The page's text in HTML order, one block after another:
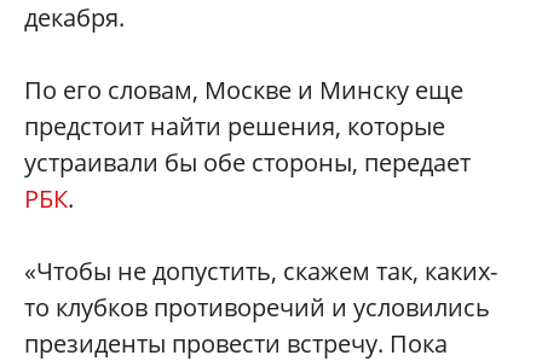
декабря.
По его словам, Москве и Минску еще
предстоит найти решения, которые
устраивали бы обе стороны, передает
РБК.
«Чтобы не допустить, скажем так, каких-
то клубков противоречий и условились
президенты провести встречу. Пока